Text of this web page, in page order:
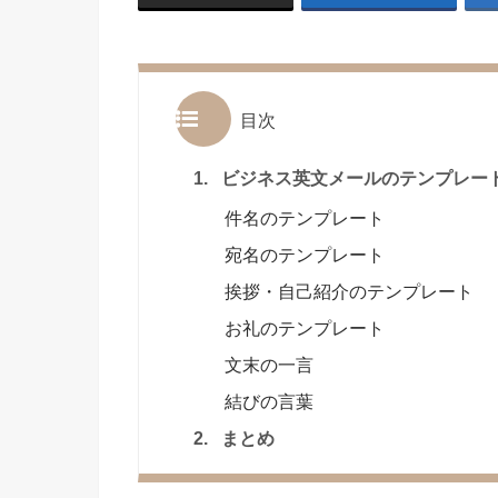
目次
1. ビジネス英文メールのテンプレー
件名のテンプレート
宛名のテンプレート
挨拶・自己紹介のテンプレート
お礼のテンプレート
文末の一言
結びの言葉
2.
まとめ